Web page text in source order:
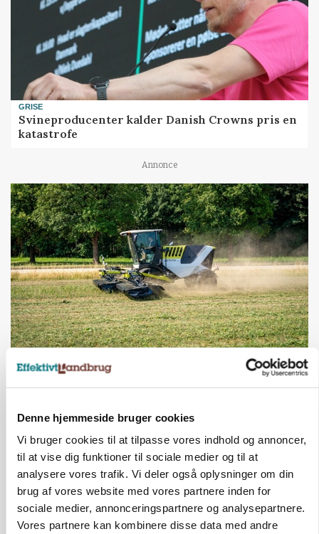
Denne hjemmeside bruger cookies
Vi bruger cookies til at tilpasse vores indhold og annoncer,
til at vise dig funktioner til sociale medier og til at
analysere vores trafik. Vi deler også oplysninger om din
brug af vores website med vores partnere inden for
sociale medier, annonceringspartnere og analysepartnere.
Vores partnere kan kombinere disse data med andre
GRISE
Svineproducenter kalder Danish Crowns pris en
katastrofe
Annonce
Forserie til selvkørende skårlægger afprøves i år
Markvandring sætter fokus på elefantgræs
Annonce
Loading...